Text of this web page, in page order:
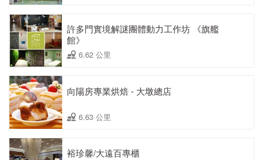
許多門實境解謎團體動力工作坊 《旗艦
館》
6.62 公里
向陽房專業烘焙 - 大墩總店
6.63 公里
裕珍馨/大遠百專櫃